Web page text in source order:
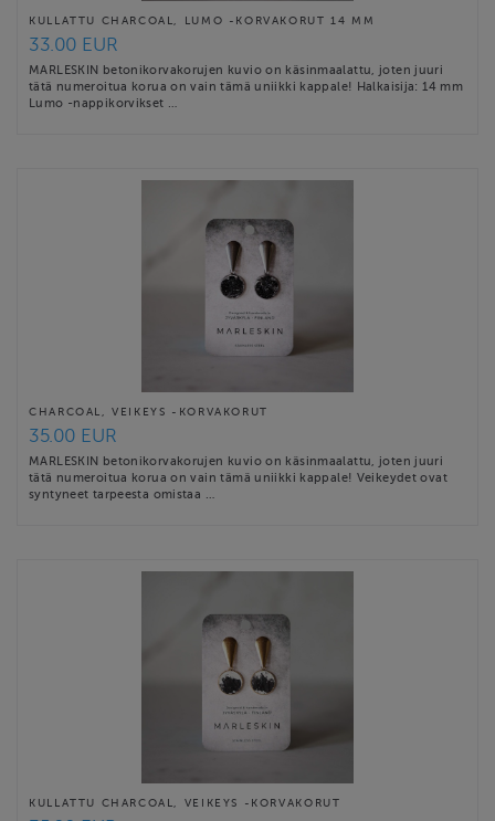
KULLATTU CHARCOAL, LUMO -KORVAKORUT 14 MM
33.00 EUR
MARLESKIN betonikorvakorujen kuvio on käsinmaalattu, joten juuri
tätä numeroitua korua on vain tämä uniikki kappale! Halkaisija: 14 mm
Lumo -nappikorvikset …
CHARCOAL, VEIKEYS -KORVAKORUT
35.00 EUR
MARLESKIN betonikorvakorujen kuvio on käsinmaalattu, joten juuri
tätä numeroitua korua on vain tämä uniikki kappale! Veikeydet ovat
syntyneet tarpeesta omistaa …
KULLATTU CHARCOAL, VEIKEYS -KORVAKORUT